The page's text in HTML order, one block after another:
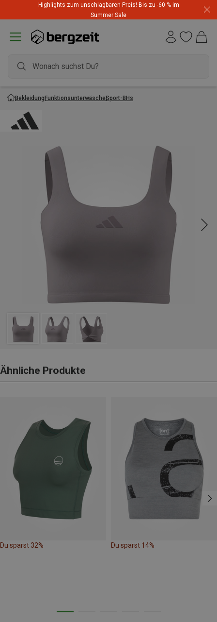
Highlights zum unschlagbaren Preis! Bis zu -60 % im
Summer Sale
BekleidungFunktionsunterwäscheSport-BHs
Ähnliche Produkte
Du sparst 32% Du sparst 14%